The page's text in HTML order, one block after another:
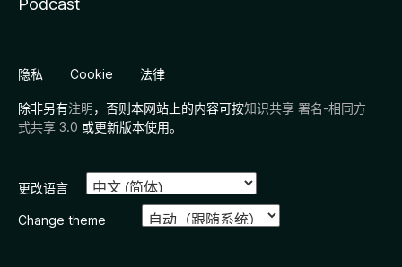
Podcast
隐私 Cookie 法律
除非另有注明，否则本网站上的内容可按知识共享 署名-相同方
式共享 3.0 或更新版本使用。
更改语言
Change theme